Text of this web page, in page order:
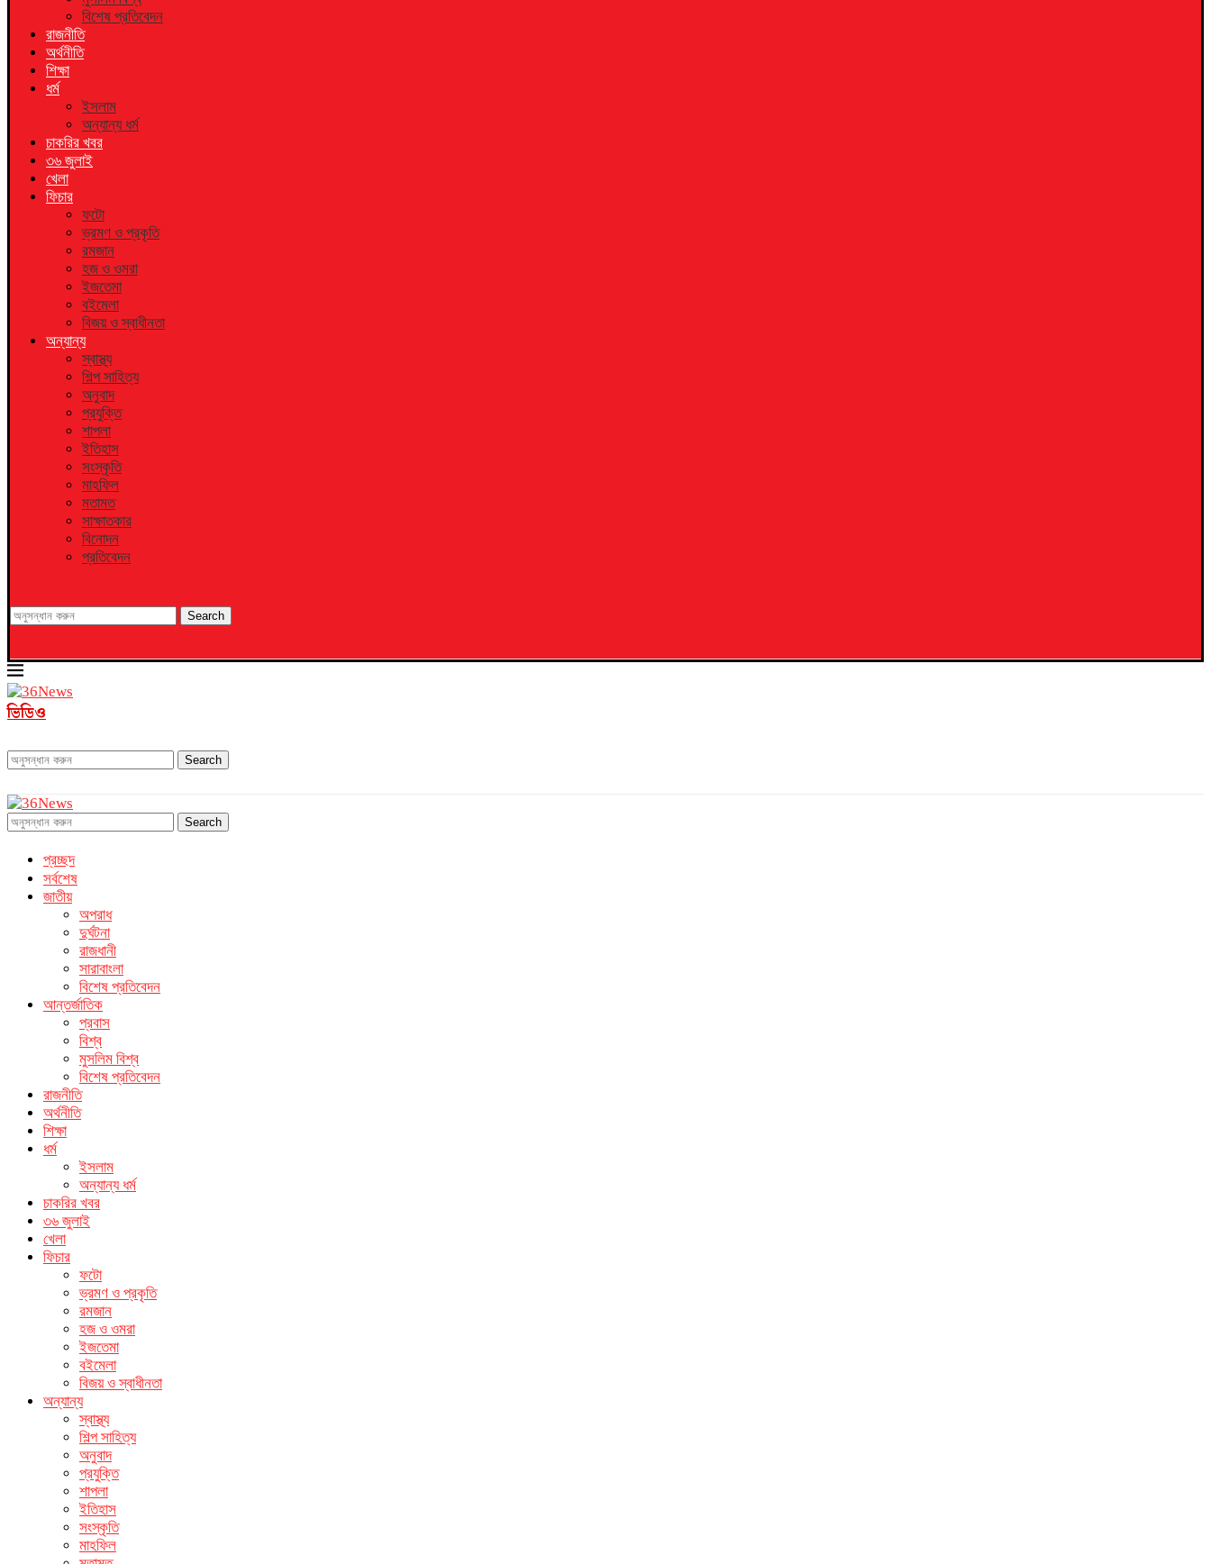
বিশেষ প্রতিবেদন
রাজনীতি
অর্থনীতি
শিক্ষা
ধর্ম
ইসলাম
অন্যান্য ধর্ম
চাকরির খবর
৩৬ জুলাই
খেলা
ফিচার
ফটো
ভ্রমণ ও প্রকৃতি
রমজান
হজ ও ওমরা
ইজতেমা
বইমেলা
বিজয় ও স্বাধীনতা
অন্যান্য
স্বাস্থ্য
শিল্প সাহিত্য
অনুবাদ
প্রযুক্তি
শাপলা
ইতিহাস
সংস্কৃতি
মাহফিল
মতামত
সাক্ষাতকার
বিনোদন
প্রতিবেদন
Search
ভিডিও
Search
Search
প্রচ্ছদ
সর্বশেষ
জাতীয়
অপরাধ
দুর্ঘটনা
রাজধানী
সারাবাংলা
বিশেষ প্রতিবেদন
আন্তর্জাতিক
প্রবাস
বিশ্ব
মুসলিম বিশ্ব
বিশেষ প্রতিবেদন
রাজনীতি
অর্থনীতি
শিক্ষা
ধর্ম
ইসলাম
অন্যান্য ধর্ম
চাকরির খবর
৩৬ জুলাই
খেলা
ফিচার
ফটো
ভ্রমণ ও প্রকৃতি
রমজান
হজ ও ওমরা
ইজতেমা
বইমেলা
বিজয় ও স্বাধীনতা
অন্যান্য
স্বাস্থ্য
শিল্প সাহিত্য
অনুবাদ
প্রযুক্তি
শাপলা
ইতিহাস
সংস্কৃতি
মাহফিল